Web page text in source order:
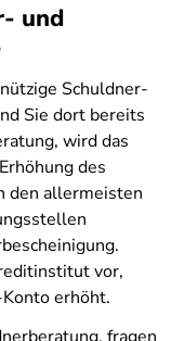
und
Schuldner-
Sie dort bereits
wird das
des
den allermeisten
vor,
erhöht.